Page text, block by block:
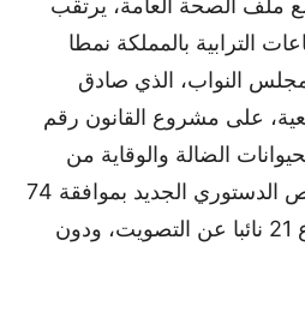
الترابية بالمملكة نمطا
مجلس النواب، الذي صادق
على مشروع القانون رقم
الحيوانات الضالة والوقاية من
أخطارها. وحظي هذا النص الدستوري الجديد بموافقة 74
نائبا برلمانيا، مقابل امتناع 21 نائبا عن التصويت، ودون